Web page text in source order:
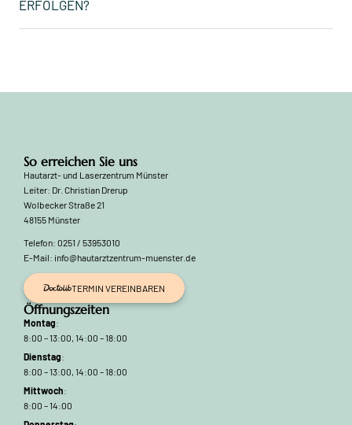
ERFOLGEN?
So erreichen Sie uns
Hautarzt- und Laserzentrum Münster
Leiter: Dr. Christian Drerup
Wolbecker Straße 21
48155 Münster
Telefon: 0251 / 53953010
E-Mail: info@hautarztzentrum-muenster.de
TERMIN VEREINBAREN
Öffnungszeiten
Montag:
8:00 – 13:00, 14:00 – 18:00
Dienstag:
8:00 – 13:00, 14:00 – 18:00
Mittwoch:
8:00 – 14:00